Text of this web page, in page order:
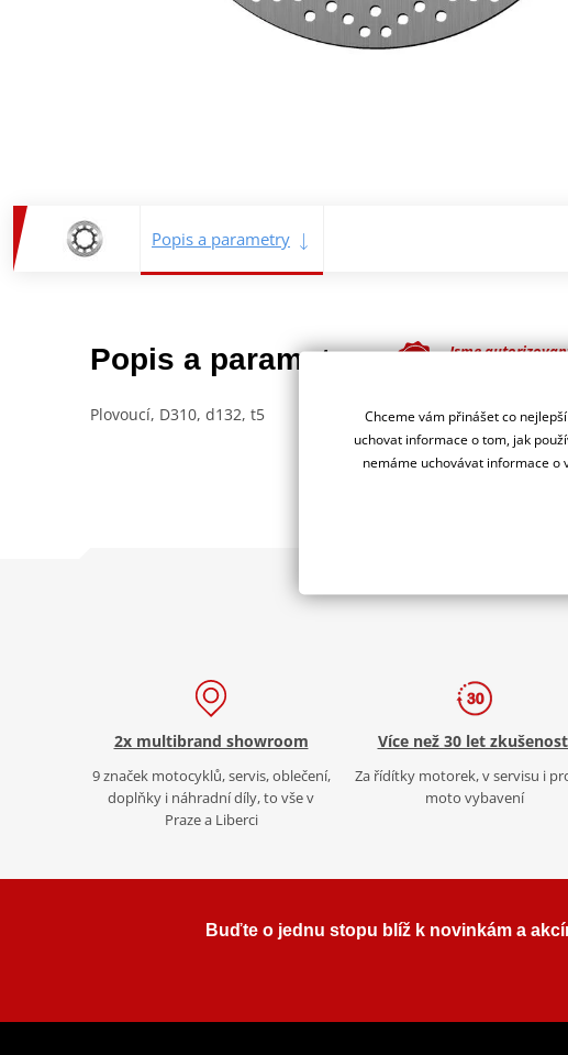
Popis a parametry
Popis a parametry
Jsme
Plovoucí, D310, d132, t5
2x multibrand showroom
9 značek motocyklů, servis, oblečení,
doplňky i náhradní díly, to vše v
Praze a Liberci
Více než 30 let
Za řídítky motorek, v servisu i
moto vybavení
Buďte o jednu stopu blíž k novinkám a
Chceme vám přinášet co
uchovat informace o tom, jak
nemáme uchovávat informace o